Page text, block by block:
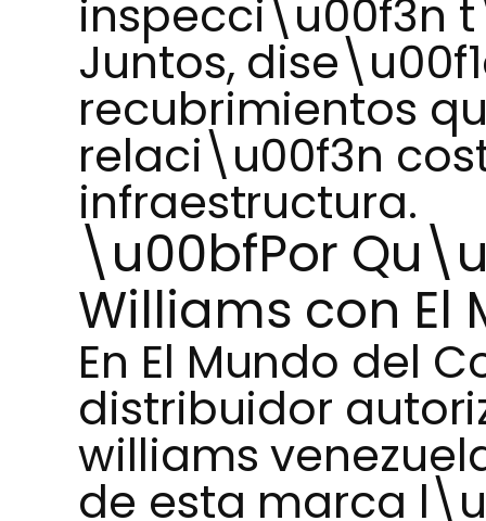
inspecci\u00f3n
Juntos,
recubrimientos
relaci\u00f3n
infraestructura.
\u00bfPor
Williams con El
En El Mundo del
distribuidor
williams
de esta marca